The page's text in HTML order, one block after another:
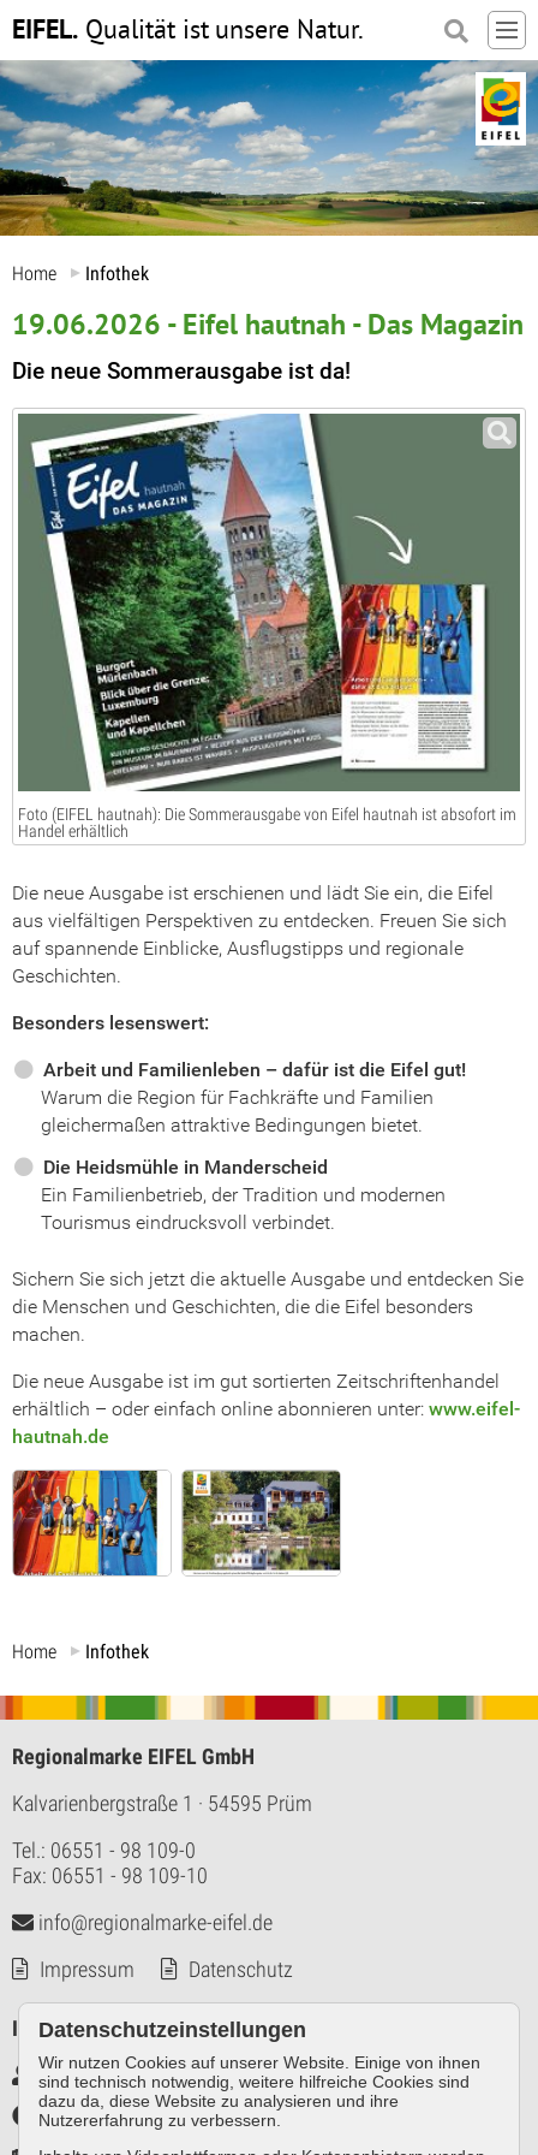
Home Infothek
19.06.2026 - Eifel hautnah - Das Magazin
Die neue Sommerausgabe ist da!
Foto (EIFEL hautnah): Die Sommerausgabe von Eifel hautnah ist absofort im
Handel erhältlich
Die neue Ausgabe ist erschienen und lädt Sie ein, die Eifel
aus vielfältigen Perspektiven zu entdecken. Freuen Sie sich
auf spannende Einblicke, Ausflugstipps und regionale
Geschichten.
Besonders lesenswert:
Arbeit und Familienleben – dafür ist die Eifel gut!
Warum die Region für Fachkräfte und Familien
gleichermaßen attraktive Bedingungen bietet.
Die Heidsmühle in Manderscheid
Ein Familienbetrieb, der Tradition und modernen
Tourismus eindrucksvoll verbindet.
Sichern Sie sich jetzt die aktuelle Ausgabe und entdecken Sie
die Menschen und Geschichten, die die Eifel besonders
machen.
Die neue Ausgabe ist im gut sortierten Zeitschriftenhandel
erhältlich – oder einfach online abonnieren unter: www.eifel-
hautnah.de
Home Infothek
Regionalmarke EIFEL GmbH
Kalvarienbergstraße 1 · 54595 Prüm
Tel.: 06551 - 98 109-0
Fax: 06551 - 98 109-10
info@regionalmarke-eifel.de
Impressum
Datenschutz
Infos
Markennutzer intern
Infothek
EIFEL. Qualität ist unsere Natur.
Datenschutzeinstellungen
Wir nutzen Cookies auf unserer Website. Einige von ihnen
sind technisch notwendig, weitere hilfreiche Cookies sind
dazu da, diese Website zu analysieren und ihre
Nutzererfahrung zu verbessern.